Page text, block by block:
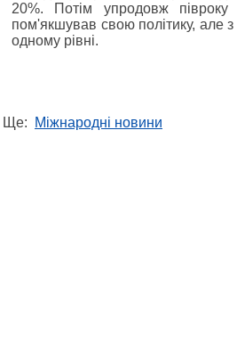
20%. Потім упродовж півроку
пом'якшував свою політику, але
одному рівні.
Ще: Міжнародні новини